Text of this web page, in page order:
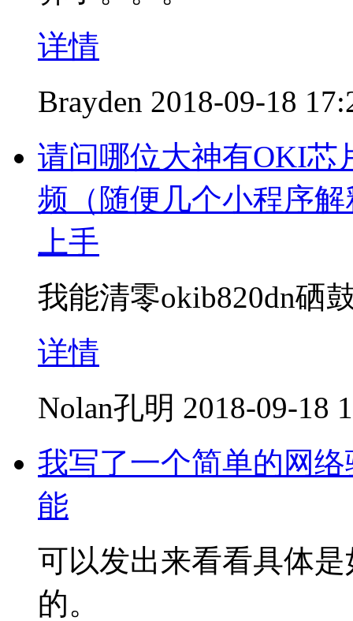
详情
Brayden 2018-09-18
请问哪位大神有OKI芯
频（随便几个小程序
上手
我能清零okib820dn硒
详情
Nolan孔明 2018-09-18
我写了一个简单的网
能
可以发出来看看具体
的。